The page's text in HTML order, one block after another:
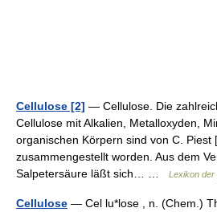
Cellulose [2] — Cellulose. Die
Cellulose mit Alkalien, Metalloxyden,
organischen Körpern sind von C. Piest
zusammengestellt worden. Aus dem
Salpetersäure läßt sich… …
Lexikon der
Cellulose — Cel lu*lose , n. (Chem.)